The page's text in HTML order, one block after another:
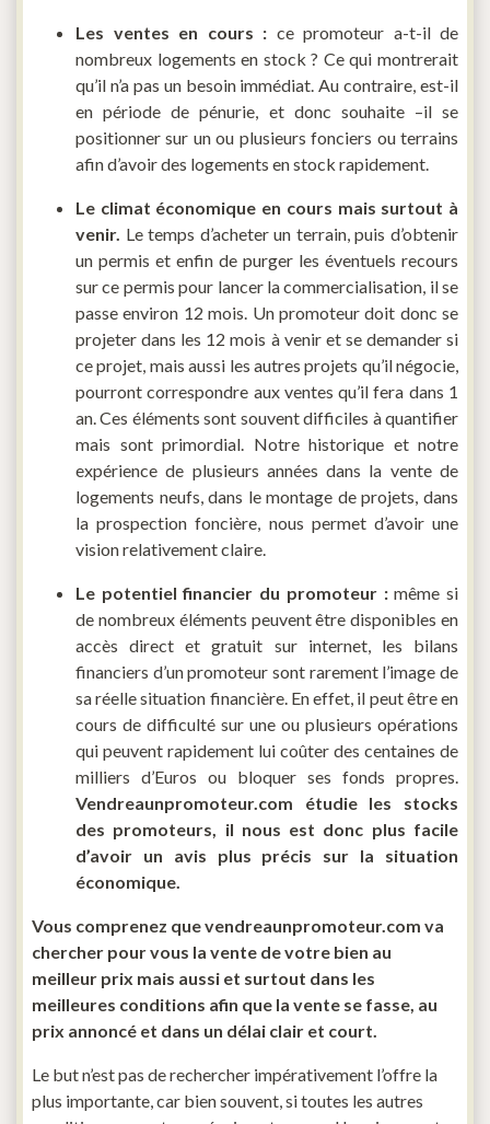
Les ventes en cours : ce promoteur a-t-il de
nombreux logements en stock ? Ce qui montrerait
qu’il n’a pas un besoin immédiat. Au contraire, est-il
en période de pénurie, et donc souhaite –il se
positionner sur un ou plusieurs fonciers ou terrains
afin d’avoir des logements en stock rapidement.
Le climat économique en cours mais surtout à
venir. Le temps d’acheter un terrain, puis d’obtenir
un permis et enfin de purger les éventuels recours
sur ce permis pour lancer la commercialisation, il se
passe environ 12 mois. Un promoteur doit donc se
projeter dans les 12 mois à venir et se demander si
ce projet, mais aussi les autres projets qu’il négocie,
pourront correspondre aux ventes qu’il fera dans 1
an. Ces éléments sont souvent difficiles à quantifier
mais sont primordial. Notre historique et notre
expérience de plusieurs années dans la vente de
logements neufs, dans le montage de projets, dans
la prospection foncière, nous permet d’avoir une
vision relativement claire.
Le potentiel financier du promoteur :même si
de nombreux éléments peuvent être disponibles en
accès direct et gratuit sur internet, les bilans
financiers d’un promoteur sont rarement l’image de
sa réelle situation financière. En effet, il peut être en
cours de difficulté sur une ou plusieurs opérations
qui peuvent rapidement lui coûter des centaines de
milliers d’Euros ou bloquer ses fonds propres.
Vendreaunpromoteur.com étudie les stocks
des promoteurs, il nous est donc plus facile
d’avoir un avis plus précis sur la situation
économique.
Vous comprenez que vendreaunpromoteur.com va
chercher pour vous la vente de votre bien au
meilleur prix mais aussi et surtout dans les
meilleures conditions afin que la vente se fasse, au
prix annoncé et dans un délai clair et court.
Le but n’est pas de rechercher impérativement l’offre la
plus importante, car bien souvent, si toutes les autres